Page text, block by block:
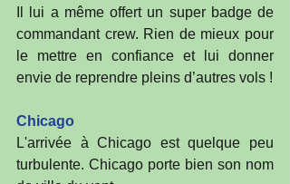
Il lui a même offert un super badge de
commandant crew. Rien de mieux pour
le mettre en confiance et lui donner
envie de reprendre pleins d’autres vols !
Chicago
L'arrivée à Chicago est quelque peu
turbulente. Chicago porte bien son nom